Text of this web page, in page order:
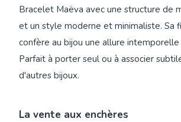
Bracelet Maëva avec une structure de
et un style moderne et minimaliste. Sa
confère au bijou une allure
Parfait à porter seul ou à associer
d'autres bijoux.
La vente aux enchères